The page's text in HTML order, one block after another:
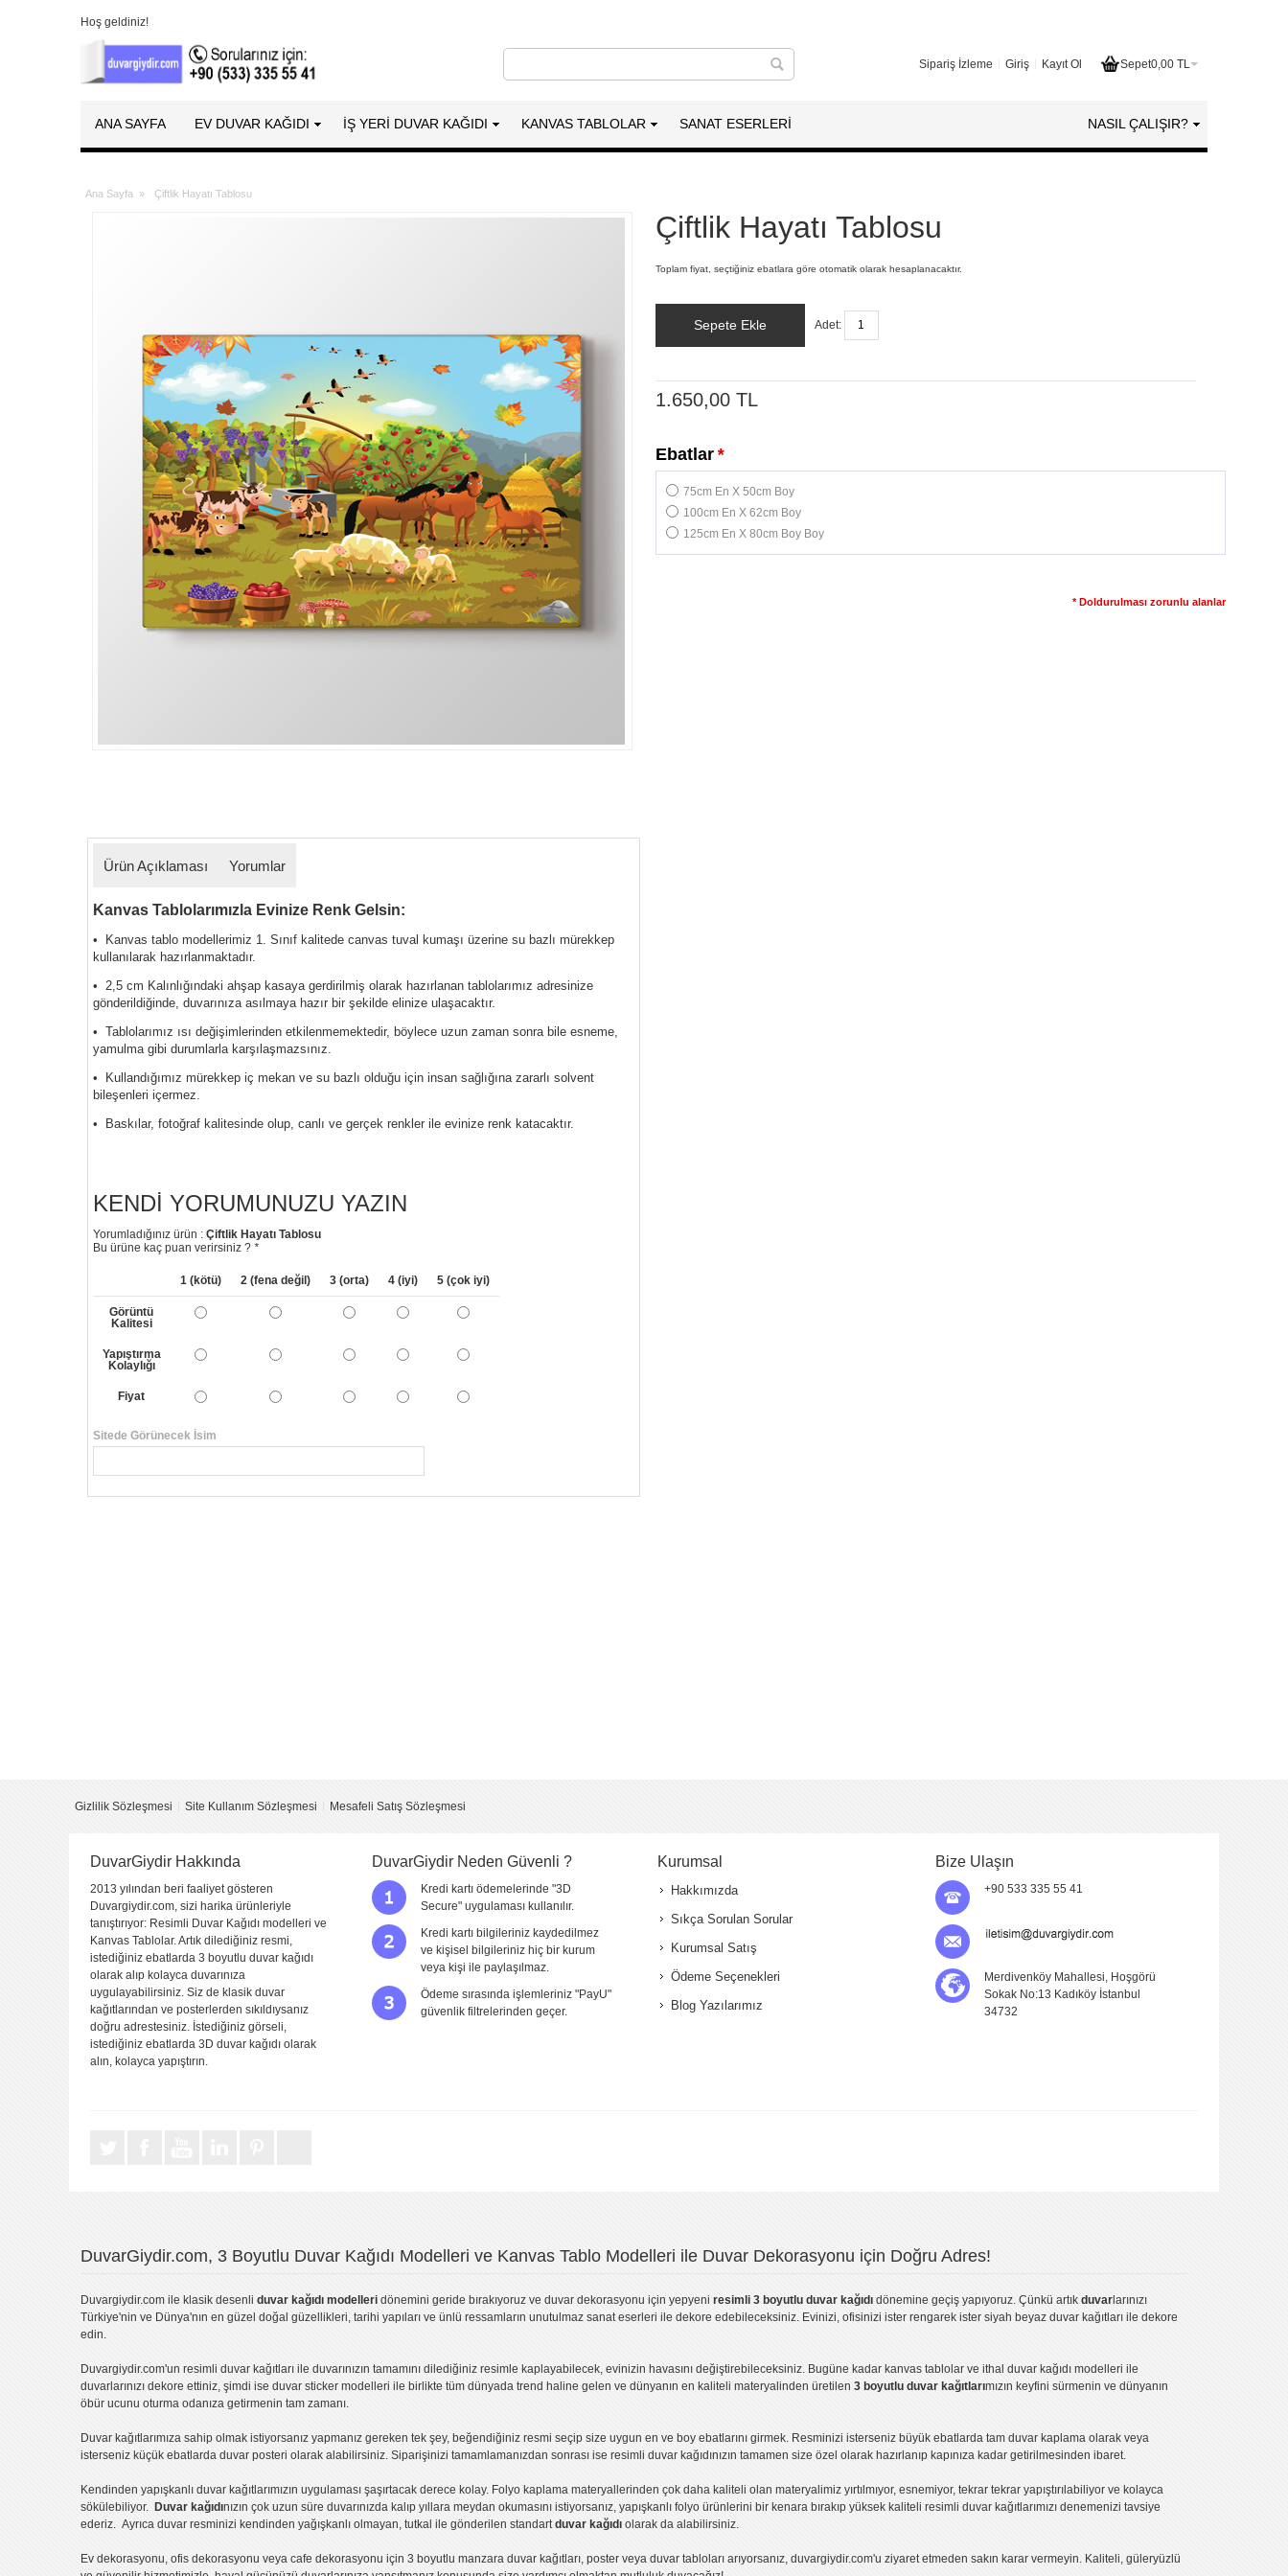
Hoş geldiniz!
Sepet0,00 TL
Sipariş İzleme Giriş Kayıt Ol
ANA SAYFA EV DUVAR KAĞIDI İŞ YERİ DUVAR KAĞIDI KANVAS TABLOLAR SANAT ESERLERI NASIL ÇALIŞIR?
Ana Sayfa » Çiftlik Hayatı Tablosu
Çiftlik Hayatı Tablosu
Toplam fiyat, seçtiğiniz ebatlara göre otomatik olarak hesaplanacaktır.
Sepete Ekle Adet:
1.650,00 TL
*
Ebatlar
75cm En X 50cm Boy
100cm En X 62cm Boy
125cm En X 80cm Boy Boy
* Doldurulması zorunlu alanlar
Ürün Açıklaması Yorumlar
Kanvas Tablolarımızla Evinize Renk Gelsin:
• Kanvas tablo modellerimiz 1. Sınıf kalitede canvas tuval kumaşı üzerine su bazlı mürekkep
kullanılarak hazırlanmaktadır.
• 2,5 cm Kalınlığındaki ahşap kasaya gerdirilmiş olarak hazırlanan tablolarımız adresinize
gönderildiğinde, duvarınıza asılmaya hazır bir şekilde elinize ulaşacaktır.
• Tablolarımız ısı değişimlerinden etkilenmemektedir, böylece uzun zaman sonra bile esneme,
yamulma gibi durumlarla karşılaşmazsınız.
• Kullandığımız mürekkep iç mekan ve su bazlı olduğu için insan sağlığına zararlı solvent
bileşenleri içermez.
• Baskılar, fotoğraf kalitesinde olup, canlı ve gerçek renkler ile evinize renk katacaktır.
KENDI YORUMUNUZU YAZIN
Yorumladığınız ürün : Çiftlik Hayatı Tablosu
Bu ürüne kaç puan verirsiniz ? *
1 (kötü) 2 (fena değil) 3 (orta) 4 (iyi) 5 (çok iyi)
Görüntü
Kalitesi
Yapıştırma
Kolaylığı
Fiyat
Sitede Görünecek İsim
Gizlilik Sözleşmesi Site Kullanım Sözleşmesi Mesafeli Satış Sözleşmesi
DuvarGiydir Hakkında
2013 yılından beri faaliyet gösteren
Duvargiydir.com, sizi harika ürünleriyle
tanıştırıyor: Resimli Duvar Kağıdı modelleri ve
Kanvas Tablolar. Artık dilediğiniz resmi,
istediğiniz ebatlarda 3 boyutlu duvar kağıdı
olarak alıp kolayca duvarınıza
uygulayabilirsiniz. Siz de klasik duvar
kağıtlarından ve posterlerden sıkıldıysanız
doğru adrestesiniz. İstediğiniz görseli,
istediğiniz ebatlarda 3D duvar kağıdı olarak
alın, kolayca yapıştırın.
DuvarGiydir Neden Güvenli ?
Kredi kartı ödemelerinde "3D
Secure" uygulaması kullanılır.
Kredi kartı bilgileriniz kaydedilmez
ve kişisel bilgileriniz hiç bir kurum
veya kişi ile paylaşılmaz.
Ödeme sırasında işlemleriniz "PayU"
güvenlik filtrelerinden geçer.
Kurumsal
Hakkımızda
Sıkça Sorulan Sorular
Kurumsal Satış
Ödeme Seçenekleri
Blog Yazılarımız
Bize Ulaşın
+90 533 335 55 41
Merdivenköy Mahallesi, Hoşgörü
Sokak No:13 Kadıköy İstanbul
34732
DuvarGiydir.com, 3 Boyutlu Duvar Kağıdı Modelleri ve Kanvas Tablo Modelleri ile Duvar Dekorasyonu için Doğru Adres!
Duvargiydir.com ile klasik desenli duvar kağıdı modelleri dönemini geride bırakıyoruz ve duvar dekorasyonu için yepyeni resimli 3 boyutlu duvar kağıdı dönemine geçiş yapıyoruz. Çünkü artık duvar larınızı
Türkiye'nin ve Dünya'nın en güzel doğal güzellikleri, tarihi yapıları ve ünlü ressamların unutulmaz sanat eserleri ile dekore edebileceksiniz. Evinizi, ofisinizi ister rengarek ister siyah beyaz duvar kağıtları ile dekore
edin.
Duvargiydir.com'un resimli duvar kağıtları ile duvarınızın tamamını dilediğiniz resimle kaplayabilecek, evinizin havasını değiştirebileceksiniz. Bugüne kadar kanvas tablo lar ve ithal duvar kağıdı modelleri ile
duvarlarınızı dekore ettiniz, şimdi ise duvar sticker modelleri ile birlikte tüm dünyada trend haline gelen ve dünyanın en kaliteli materyalinden üretilen 3 boyutlu duvar kağıtlarımızın keyfini sürmenin ve dünyanın
öbür ucunu oturma odanıza getirmenin tam zamanı.
Duvar kağıtlarımıza sahip olmak istiyorsanız yapmanız gereken tek şey, beğendiğiniz resmi seçip size uygun en ve boy ebatlarını girmek. Resminizi isterseniz büyük ebatlarda tam duvar kaplama olarak veya
isterseniz küçük ebatlarda duvar posteri olarak alabilirsiniz. Siparişinizi tamamlamanızdan sonrası ise resimli duvar kağıdınızın tamamen size özel olarak hazırlanıp kapınıza kadar getirilmesinden ibaret.
Kendinden yapışkanlı duvar kağıtlarımızın uygulaması şaşırtacak derece kolay. Folyo kaplama materyallerinden çok daha kaliteli olan materyalimiz yırtılmıyor, esnemiyor, tekrar tekrar yapıştırılabiliyor ve kolayca
sökülebiliyor. Duvar kağıdınızın çok uzun süre duvarınızda kalıp yıllara meydan okumasını istiyorsanız, yapışkanlı folyo ürünlerini bir kenara bırakıp yüksek kaliteli resimli duvar kağıtlarımızı denemenizi tavsiye
ederiz. Ayrıca duvar resminizi kendinden yağışkanlı olmayan, tutkal ile gönderilen standartduvar kağıdı olarak da alabilirsiniz.
Ev dekorasyonu, ofis dekorasyonu veya cafe dekorasyonu için 3 boyutlu manzara duvar kağıtları, poster veya duvar tabloları arıyorsanız, duvargiydir.com'u ziyaret etmeden sakın karar vermeyin. Kaliteli, güleryüzlü